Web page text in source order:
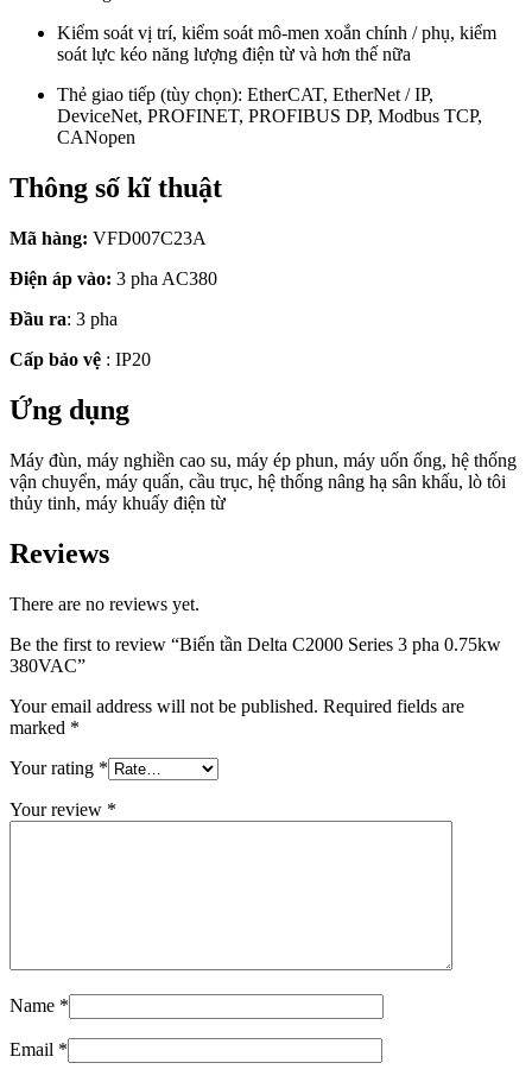
Kiểm soát vị trí, kiểm soát mô-men xoắn chính / phụ, kiểm
soát lực kéo năng lượng điện từ và hơn thế nữa
Thẻ giao tiếp (tùy chọn): EtherCAT, EtherNet / IP,
DeviceNet, PROFINET, PROFIBUS DP, Modbus TCP,
CANopen
Thông số kĩ thuật
Mã hàng: VFD007C23A
Điện áp vào: 3 pha AC380
Đầu ra: 3 pha
Cấp bảo vệ : IP20
Ứng dụng
Máy đùn, máy nghiền cao su, máy ép phun, máy uốn ống, hệ thống
vận chuyển, máy quấn, cầu trục, hệ thống nâng hạ sân khấu, lò tôi
thủy tinh, máy khuấy điện từ
Reviews
There are no reviews yet.
Be the first to review “Biến tần Delta C2000 Series 3 pha 0.75kw
380VAC”
Your email address will not be published. Required fields are
marked *
Your rating *
Your review *
Name *
Email *